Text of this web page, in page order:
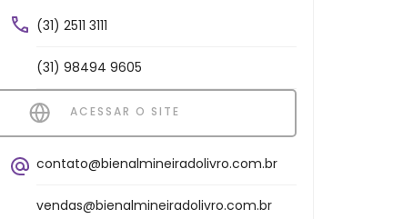
(31) 2511 3111
(31) 98494 9605
ACESSAR O SITE
contato@bienalmineiradolivro.com.br
vendas@bienalmineiradolivro.com.br